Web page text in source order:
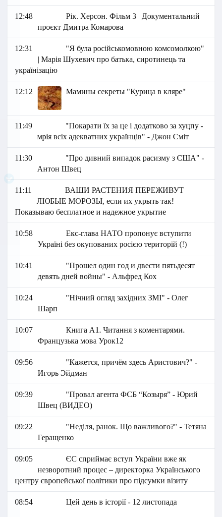
12:48
Рік. Херсон. Фільм 3 | Документальний
проєкт Дмитра Комарова
12:31
"Я була російськомовною комсомолкою"
| Марія Шухевич про батька, сиротинець та
українізацію
12:12 Мамины секреты "Курица в кляре"
11:49
"Покарати їх за це і додатково за хуцпу -
мрія всіх адекватних українців" - Джон Сміт
11:30
"Про дивний випадок расизму з США" -
Антон Швец
11:11
ВАШИ РАСТЕНИЯ ПЕРЕЖИВУТ
ЛЮБЫЕ МОРОЗЫ, если их укрыть так!
Показываю бесплатное и надежное укрытие
10:58
Екс-глава НАТО пропонує вступити
Україні без окупованих росією територій (!)
10:41
"Прошел один год и двести пятьдесят
девять дней войны" - Альфред Кох
10:24
"Нічний огляд західних ЗМІ" - Олег
Шарп
10:07
Книга А1. Читання з коментарями.
Французька мова Урок12
09:56
"Кажется, причём здесь Аристович?" -
Игорь Эйдман
09:39
"Провал агента ФСБ “Козыря” - Юрий
Швец (ВИДЕО)
09:22
"Неділя, ранок. Що важливого?" - Тетяна
Геращенко
09:05
ЄС сприймає вступ України вже як
незворотний процес – директорка Українського
центру європейської політики про підсумки візиту
08:54 Цей день в історії - 12 листопада